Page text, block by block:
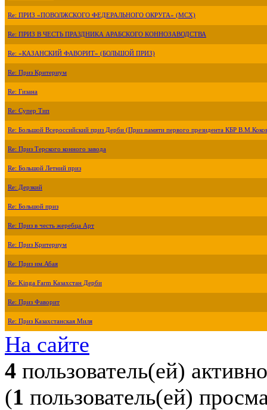
Re: ПРИЗ «ПОВОЛЖСКОГО ФЕДЕРАЛЬНОГО ОКРУГА» (МСХ)
Re: ПРИЗ В ЧЕСТЬ ПРАЗДНИКА АРАБСКОГО КОННОЗАВОДСТВА
Re: «КАЗАНСКИЙ ФАВОРИТ» (БОЛЬШОЙ ПРИЗ)
Re: Приз Критериум
Re: Гизана
Re: Супер Тип
Re: Большой Всероссийский приз Дерби (Приз памяти первого президента КБР
Re: Приз Терского конного завода
Re: Большой Летний приз
Re: Дерзкий
Re: Большой приз
Re: Приз в честь жеребца Арт
Re: Приз Критериум
Re: Приз им.Абая
Re: Kinga Farm Казахстан Дерби
Re: Приз Фаворит
Re: Приз Казахстанская Миля
На сайте
4 пользователь(ей) активно
(1 пользователь(ей)